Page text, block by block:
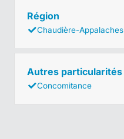
Région
Chaudière-Appalaches
Autres particularités
Concomitance